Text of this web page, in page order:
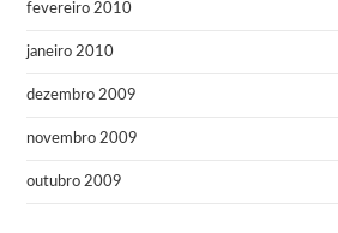
fevereiro 2010
janeiro 2010
dezembro 2009
novembro 2009
outubro 2009